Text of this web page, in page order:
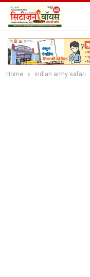
Home indian army safari